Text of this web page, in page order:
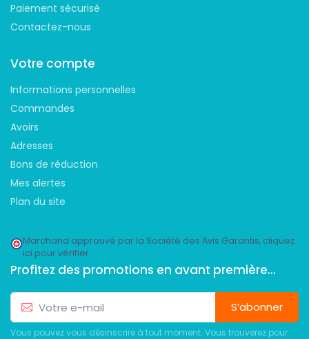
Paiement sécurisé
Contactez-nous
Votre compte
Informations personnelles
Commandes
Avoirs
Adresses
Bons de réduction
Mes alertes
Plan du site
Marchand approuvé par la Société des Avis Garantis, cliquez
ici pour vérifier.
Profitez des promotions en avant première...
S’abonner
Vous pouvez vous désinscrire à tout moment. Vous trouverez pour